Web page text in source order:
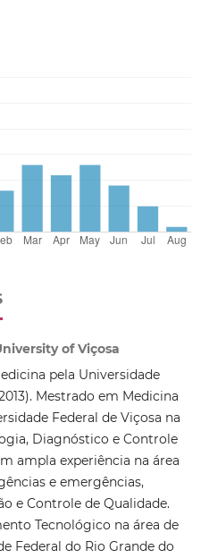
of Viçosa
pela Universidade
Mestrado em Medicina
Federal de Viçosa na
Diagnóstico e Controle
ampla experiência na área
e emergências,
e Controle de Qualidade.
Tecnológico na área de
Federal do Rio Grande do